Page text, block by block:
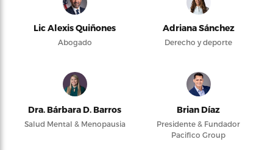
Lic Alexis Quiñones
Abogado
Adriana Sánchez
Derecho y deporte
Dra. Bárbara D. Barros
Salud Mental & Menopausia
Brian Díaz
Presidente & Fundador
Pacifico Group